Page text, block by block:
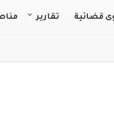
قضائية تقارير